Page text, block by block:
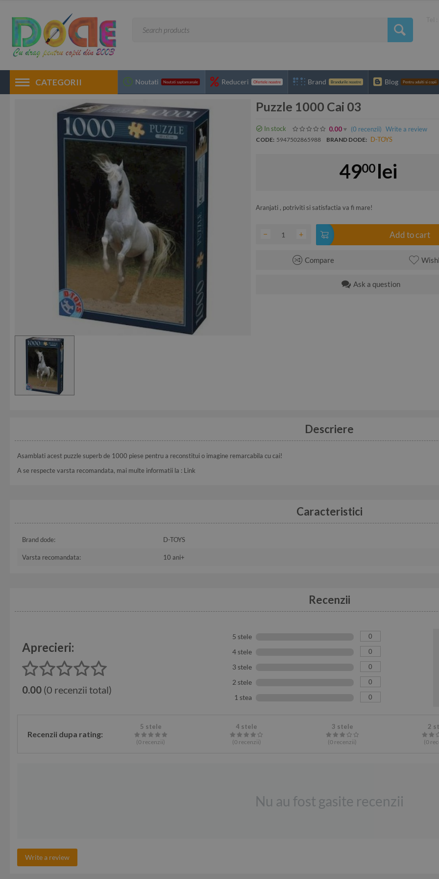
CATEGORII Noutati Noutati saptamanale Reduceri Ofertele noastre Brand Brandurile noastre Blog Pentru adulti si copii
Puzzle 1000 Cai 03
In stock 0.00 (0 recenzii) Write a review
CODE: 5947502865988 BRAND DODE: D-TOYS
4900 lei
Aranjati , potriviti si satisfactia va fi mare!
+
− Add to cart
Compare
Ask a question
Descriere
Asamblati acest puzzle superb de 1000 piese pentru a reconstitui o imagine remarcabila cu cai!
A se respecte varsta recomandata, mai multe informatii la : Link
Caracteristici
Brand dode: D-TOYS
Varsta recomandata: 10 ani+
Recenzii
Aprecieri:
0.00 (0 recenzii total)
5 stele 0
4 stele 0
3 stele 0
2 stele 0
1 stea 0
Recenzii dupa rating:
5 stele
(0 recenzii)
4 stele
(0recenzii)
3 stele
(0 recenzii)
2
(0
Nu au fost gasite recenzii
Write a review